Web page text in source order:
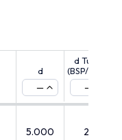
d
—
d Tube
(BSP/GAS)
—
5.000 2"